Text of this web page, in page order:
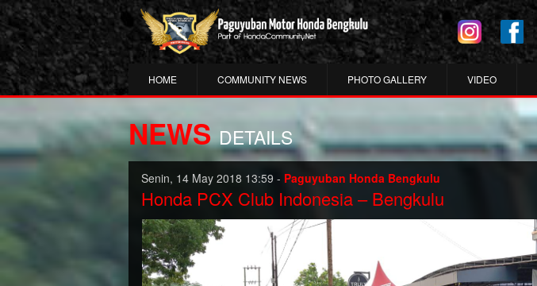
HOME COMMUNITY NEWS PHOTO GALLERY VIDEO
NEWS DETAILS
Senin, 14 May 2018 13:59 - Paguyuban Honda Bengkulu
Honda PCX Club Indonesia – Bengkulu